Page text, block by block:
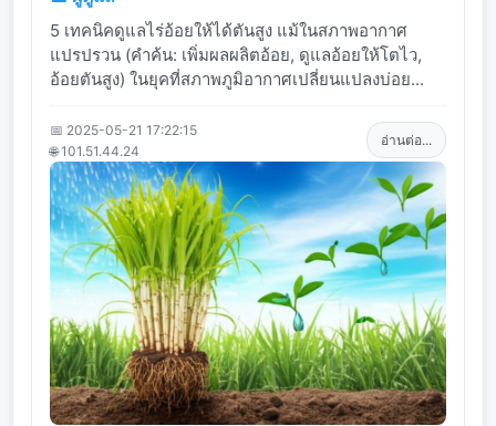
5 เทคนิคดูแลไร่อ้อยให้ได้ตันสูง แม้ในสภาพอากาศ
แปรปรวน (คำค้น: เพิ่มผลผลิตอ้อย, ดูแลอ้อยให้โตไว,
อ้อยตันสูง) ในยุคที่สภาพภูมิอากาศเปลี่ยนแปลงบ่อย...
📅 2025-05-21 17:22:15
🌐 101.51.44.24
อ่านต่อ...